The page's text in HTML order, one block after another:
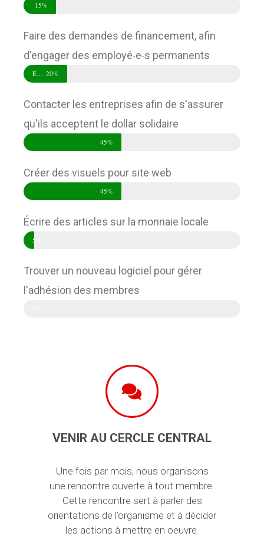
15%
Faire des demandes de financement, afin
d'engager des employé‧e‧s permanents
Emploi Été Canada 20%
Contacter les entreprises afin de s'assurer
qu'ils acceptent le dollar solidaire
45%
Créer des visuels pour site web
45%
Écrire des articles sur la monnaie locale
5%
Trouver un nouveau logiciel pour gérer
l'adhésion des membres
VENIR AU CERCLE CENTRAL
Une fois par mois, nous organisons
une rencontre ouverte à tout membre.
Cette rencontre sert à parler des
orientations de l’organisme et à décider
les actions à mettre en oeuvre.